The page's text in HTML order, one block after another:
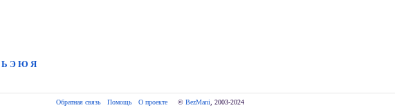
Ь Э Ю Я
Обратная связь Помощь О проекте
     ©
BezMani , 2003-2024